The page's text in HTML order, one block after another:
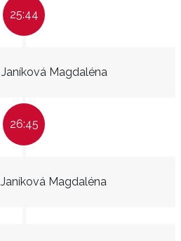
25:44
Janíková Magdaléna
26:45
Janíková Magdaléna